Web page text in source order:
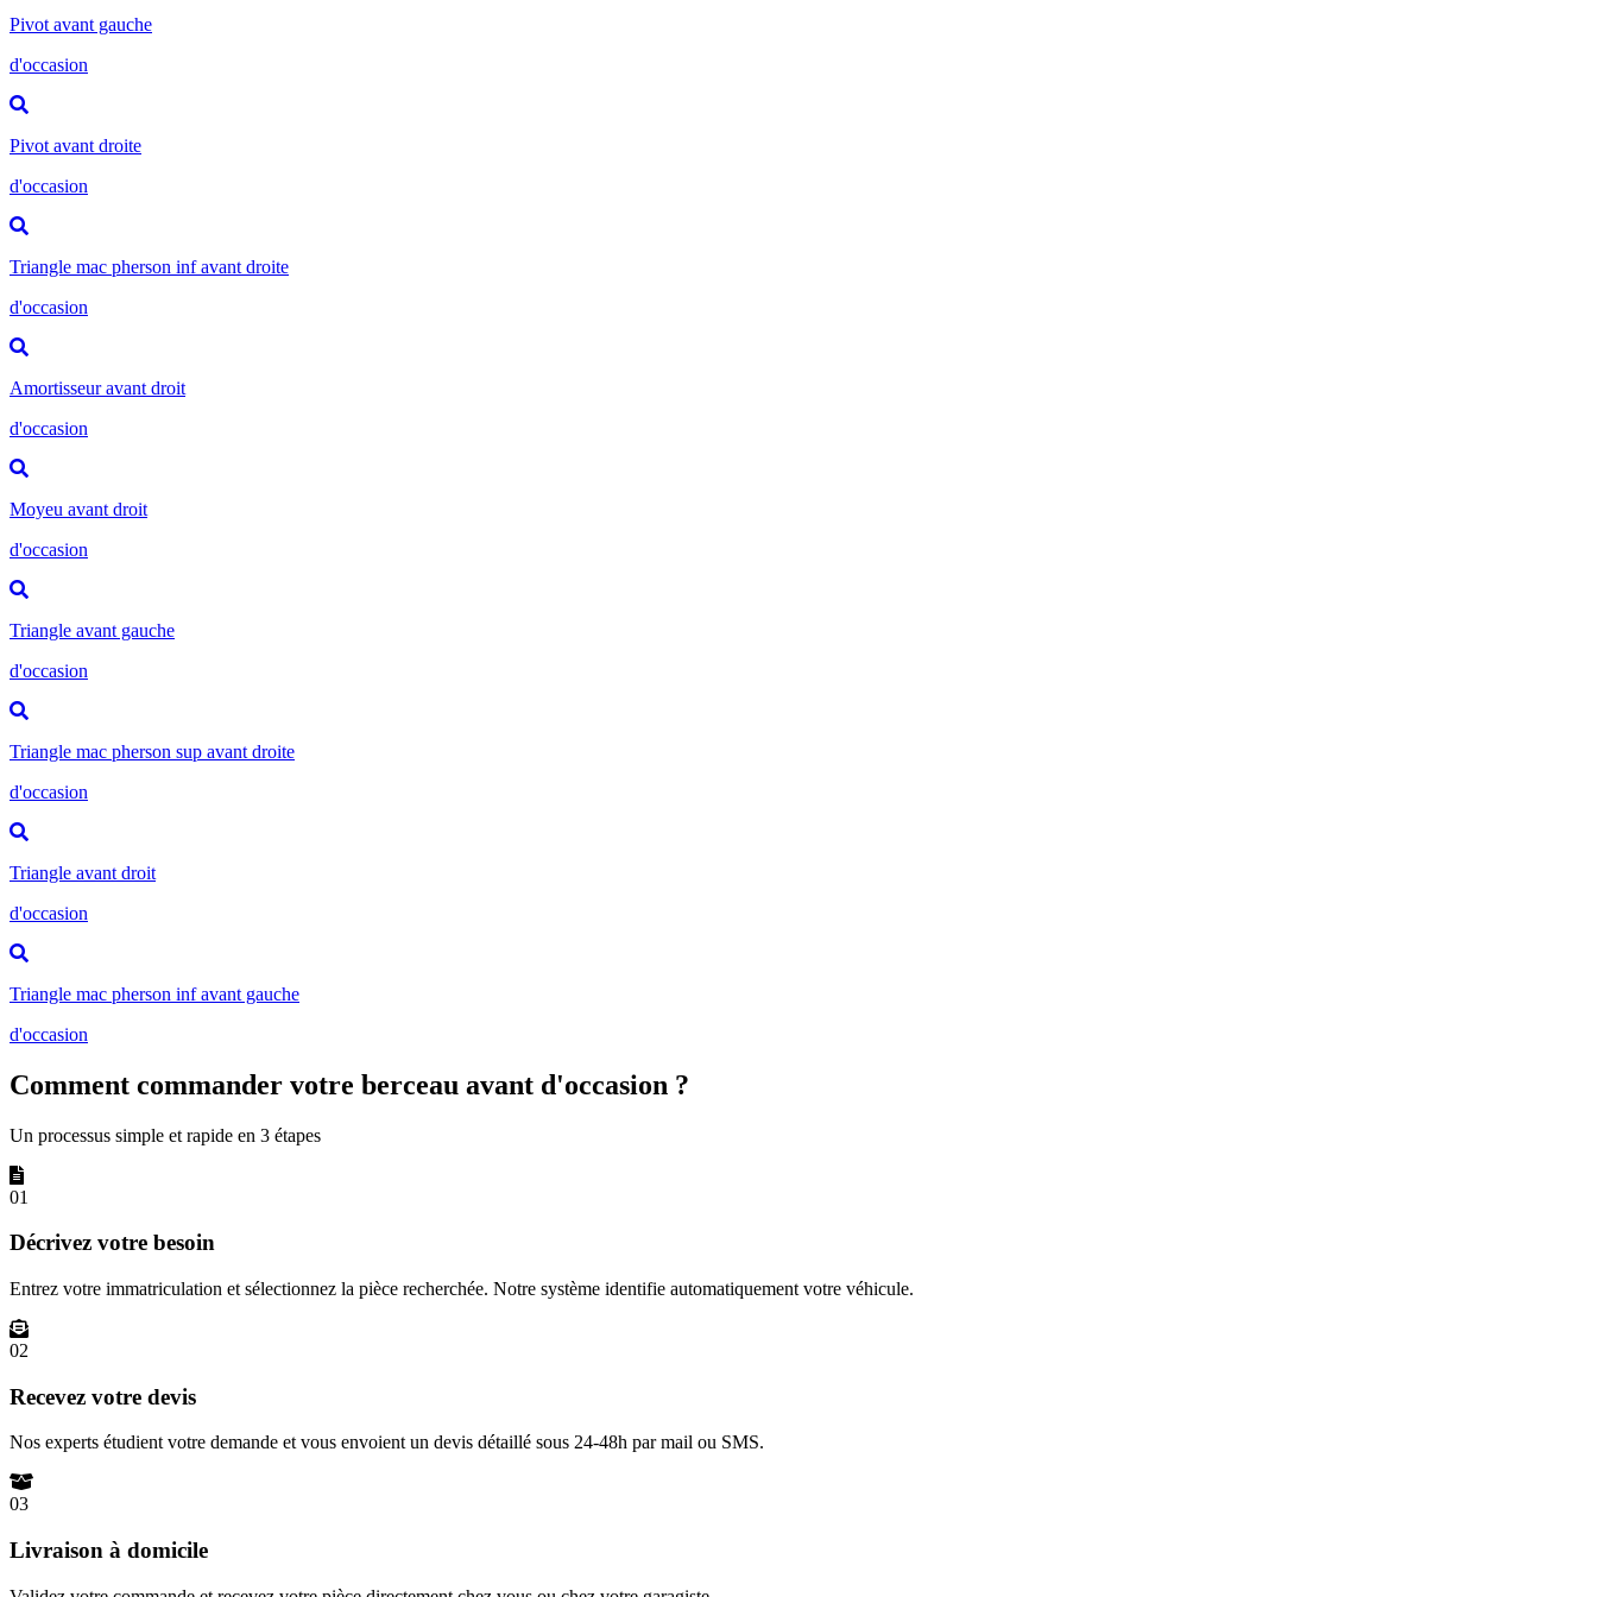
Pivot avant gauche
d'occasion
Pivot avant droite
d'occasion
Triangle mac pherson inf avant droite
d'occasion
Amortisseur avant droit
d'occasion
Moyeu avant droit
d'occasion
Triangle avant gauche
d'occasion
Triangle mac pherson sup avant droite
d'occasion
Triangle avant droit
d'occasion
Triangle mac pherson inf avant gauche
d'occasion
Comment commander votre berceau avant d'occasion ?
Un processus simple et rapide en 3 étapes
01
Décrivez votre besoin
Entrez votre immatriculation et sélectionnez la pièce recherchée. Notre système identifie automatiquement votre véhicule.
02
Recevez votre devis
Nos experts étudient votre demande et vous envoient un devis détaillé sous 24-48h par mail ou SMS.
03
Livraison à domicile